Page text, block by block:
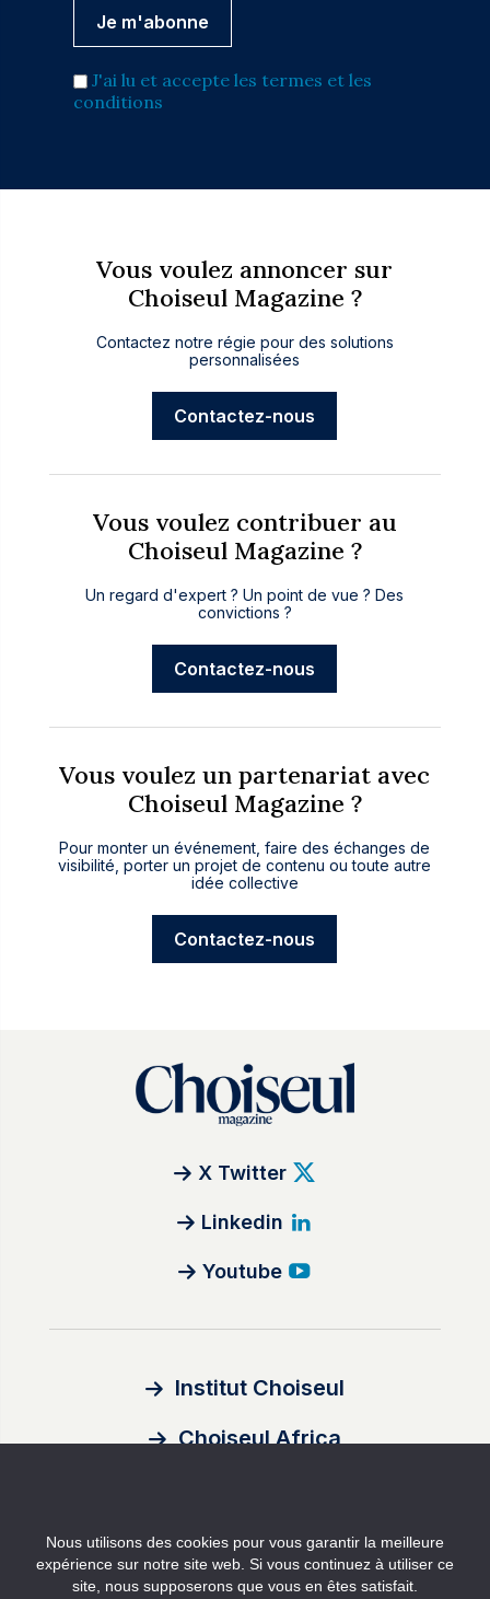
J'ai lu et accepte les termes et les
conditions
Vous voulez annoncer sur
Choiseul Magazine ?
Contactez notre régie pour des solutions
personnalisées
Contactez-nous
Vous voulez contribuer au
Choiseul Magazine ?
Un regard d'expert ? Un point de vue ? Des
convictions ?
Contactez-nous
Vous voulez un partenariat avec
Choiseul Magazine ?
Pour monter un événement, faire des échanges de
visibilité, porter un projet de contenu ou toute autre
idée collective
Contactez-nous
X Twitter
Linkedin
Youtube
Institut Choiseul
Choiseul Africa
Auteurs
Nous utilisons des cookies pour vous garantir la meilleure
expérience sur notre site web. Si vous continuez à utiliser ce
site, nous supposerons que vous en êtes satisfait.